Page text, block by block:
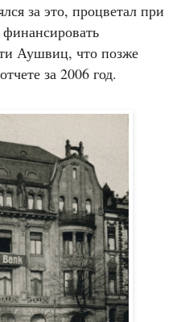
за это, процветал при
Аушвиц, что позже
за 2006 год.